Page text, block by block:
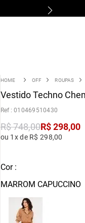
OFF ROUPAS
Vestido Techno
:010469510430
R$748,00R$ 298,00
ou 1x de R$ 298,00
Cor :
MARROM CAPUCCINO